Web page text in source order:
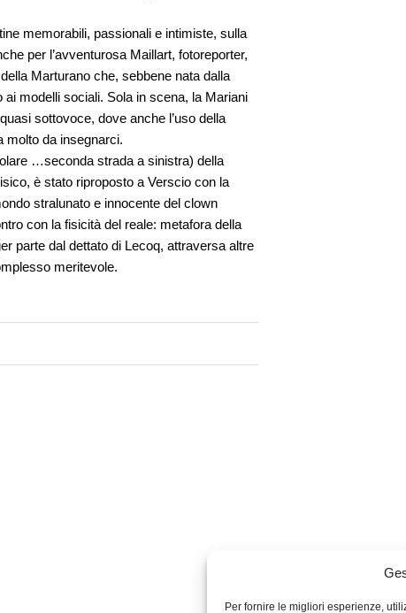
Per fornire le migliori esperienze,
memorabili, passionali e intimiste, sulla
per l’avventurosa Maillart, fotoreporter,
Marturano che, sebbene nata dalla
modelli sociali. Sola in scena, la Mariani
sottovoce, dove anche l’uso della
molto da insegnarci.
…seconda strada a sinistra) della
è stato riproposto a Verscio con la
stralunato e innocente del clown
con la fisicità del reale: metafora della
parte dal dettato di Lecoq, attraversa altre
meritevole.